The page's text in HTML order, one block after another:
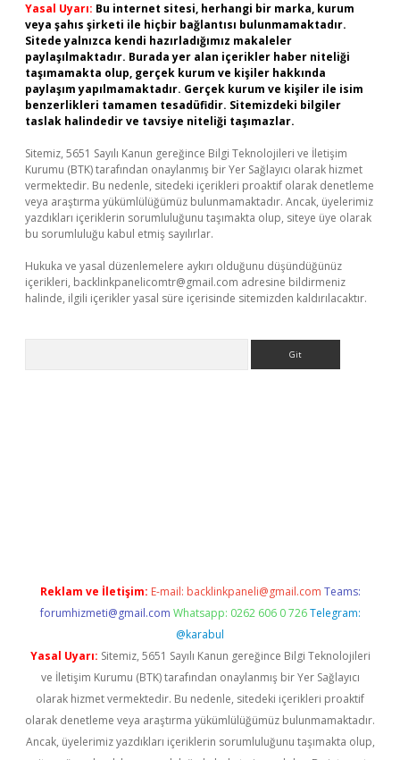
Yasal Uyarı: Bu internet sitesi, herhangi bir marka, kurum
veya şahıs şirketi ile hiçbir bağlantısı bulunmamaktadır.
Sitede yalnızca kendi hazırladığımız makaleler
paylaşılmaktadır. Burada yer alan içerikler haber niteliği
taşımamakta olup, gerçek kurum ve kişiler hakkında
paylaşım yapılmamaktadır. Gerçek kurum ve kişiler ile isim
benzerlikleri tamamen tesadüfidir. Sitemizdeki bilgiler
taslak halindedir ve tavsiye niteliği taşımazlar.
Sitemiz, 5651 Sayılı Kanun gereğince Bilgi Teknolojileri ve İletişim
Kurumu (BTK) tarafından onaylanmış bir Yer Sağlayıcı olarak hizmet
vermektedir. Bu nedenle, sitedeki içerikleri proaktif olarak denetleme
veya araştırma yükümlülüğümüz bulunmamaktadır. Ancak, üyelerimiz
yazdıkları içeriklerin sorumluluğunu taşımakta olup, siteye üye olarak
bu sorumluluğu kabul etmiş sayılırlar.
Hukuka ve yasal düzenlemelere aykırı olduğunu düşündüğünüz
içerikleri, backlinkpanelicomtr@gmail.com adresine bildirmeniz
halinde, ilgili içerikler yasal süre içerisinde sitemizden kaldırılacaktır.
Reklam ve İletişim: E-mail: backlinkpaneli@gmail.com Teams:
forumhizmeti@gmail.com Whatsapp: 0262 606 0 726 Telegram:
@karabul
Yasal Uyarı: Sitemiz, 5651 Sayılı Kanun gereğince Bilgi Teknolojileri
ve İletişim Kurumu (BTK) tarafından onaylanmış bir Yer Sağlayıcı
olarak hizmet vermektedir. Bu nedenle, sitedeki içerikleri proaktif
olarak denetleme veya araştırma yükümlülüğümüz bulunmamaktadır.
Ancak, üyelerimiz yazdıkları içeriklerin sorumluluğunu taşımakta olup,